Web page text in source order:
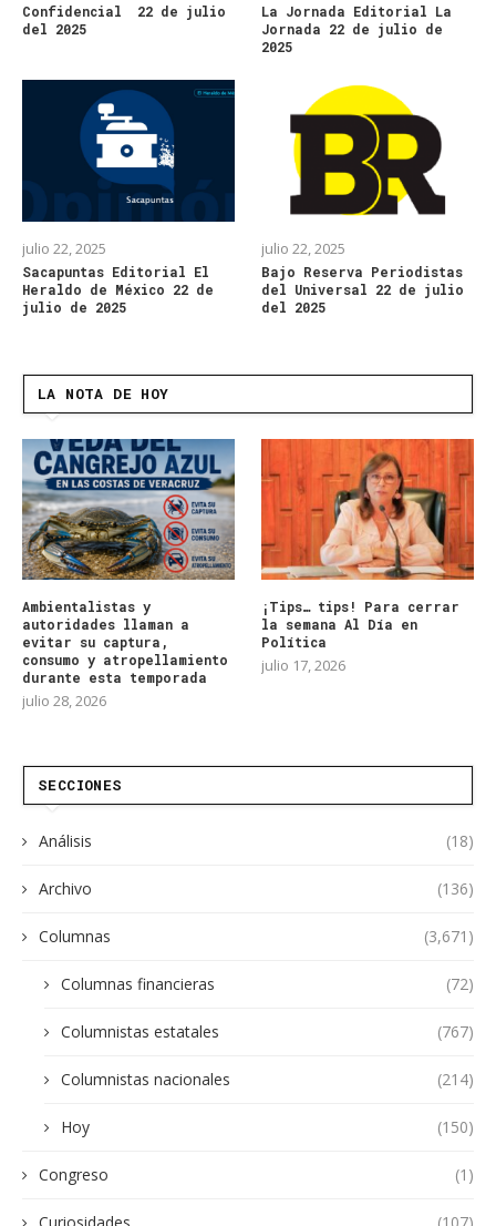
Confidencial 22 de julio
del 2025
La Jornada Editorial La
Jornada 22 de julio de
2025
julio 22, 2025
Sacapuntas Editorial El
Heraldo de México 22 de
julio de 2025
julio 22, 2025
Bajo Reserva Periodistas
del Universal 22 de julio
del 2025
LA NOTA DE HOY
Ambientalistas y
autoridades llaman a
evitar su captura,
consumo y atropellamiento
durante esta temporada
julio 28, 2026
¡Tips… tips! Para cerrar
la semana Al Día en
Política
julio 17, 2026
SECCIONES
Análisis (18)
Archivo (136)
Columnas (3,671)
Columnas financieras (72)
Columnistas estatales (767)
Columnistas nacionales (214)
Hoy (150)
Congreso (1)